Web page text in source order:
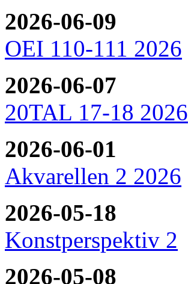
2026-06-09
OEI 110-111 2026
2026-06-07
20TAL 17-18 2026
2026-06-01
Akvarellen 2 2026
2026-05-18
Konstperspektiv 2
2026-05-08